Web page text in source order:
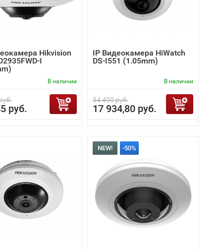
Hikvision
I
В наличии
руб.
IP Видеокамера HiWatch
DS-I551 (1.05mm)
В наличии
34 490 руб.
17 934,80 руб.
NEW! -50%